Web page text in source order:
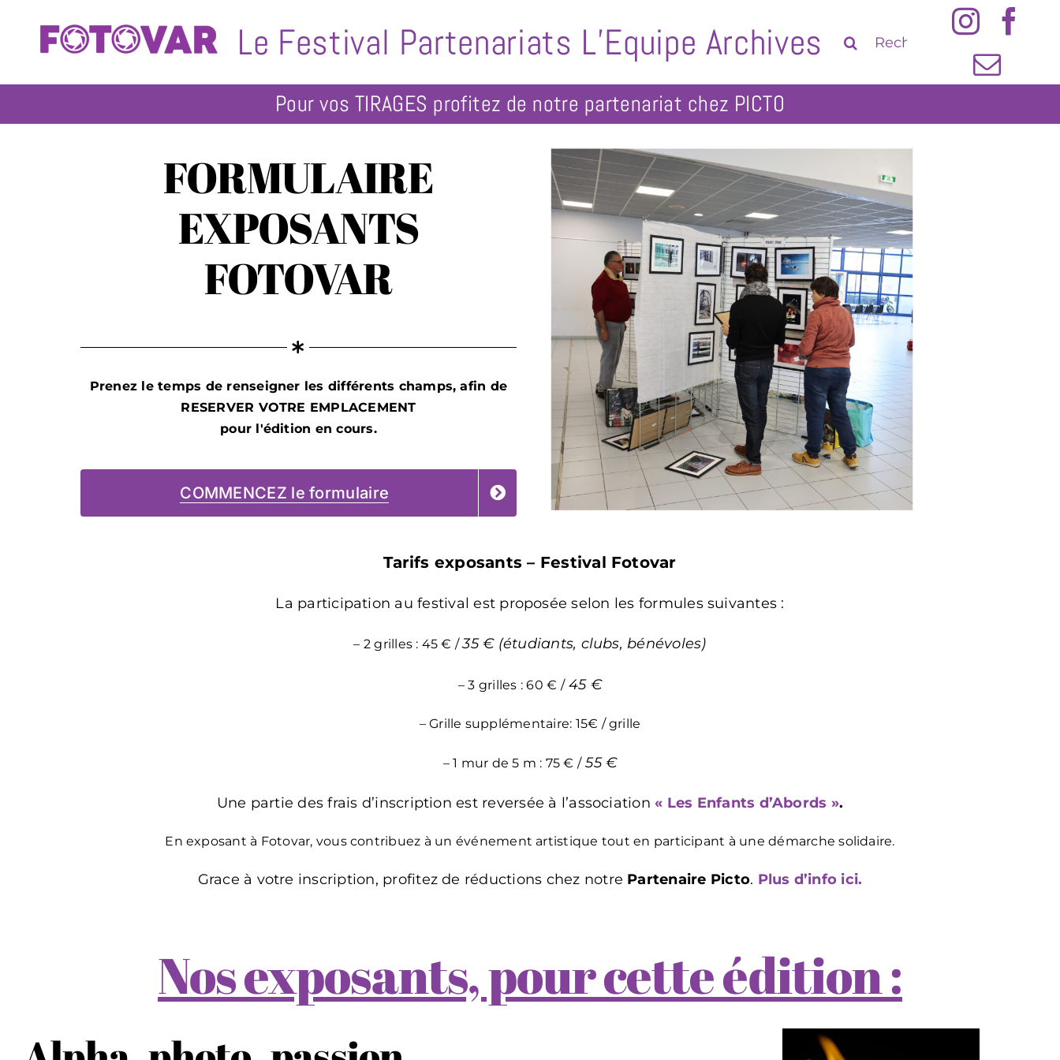
contenu
Le Festival Partenariats L’Equipe Archives
FORMULAIRE
EXPOSANTS
FOTOVAR
Prenez le temps de renseigner les différents champs, afin de
RESERVER VOTRE EMPLACEMENT
pour l'édition en cours.
COMMENCEZ le formulaire
Tarifs exposants – Festival Fotovar
La participation au festival est proposée selon les formules suivantes :
– 2 grilles : 45 € /35 € (étudiants, clubs, bénévoles)
– 3 grilles : 60 € /45 €
– Grille supplémentaire: 15€ / grille
– 1 mur de 5 m : 75 € /55 €
Une partie des frais d’inscription est reversée à l’association« Les Enfants d’Abords ».
En exposant à Fotovar, vous contribuez à un événement artistique tout en participant à une démarche solidaire.
Grace à votre inscription, profitez de réductions chez notre Partenaire Picto. Plus d’info ici.
Nos exposants, pour cette édition :